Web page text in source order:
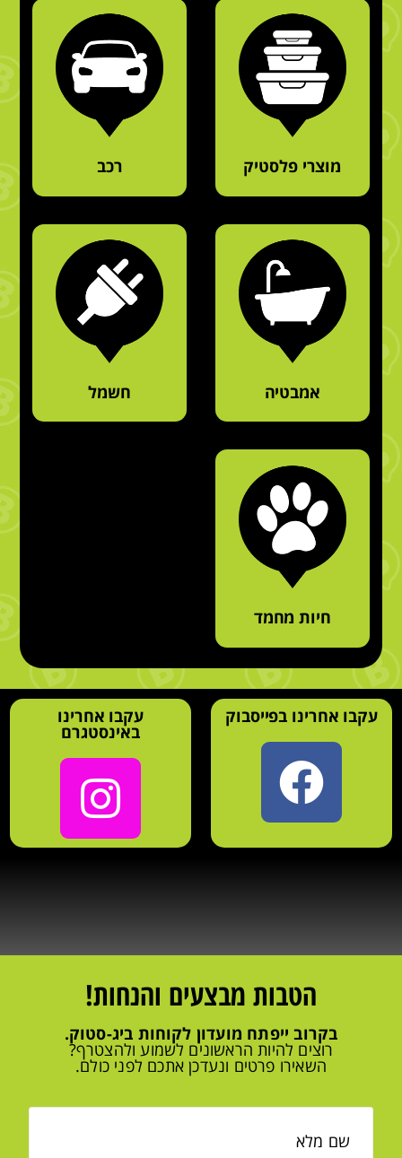
מוצרי פלסטיק רכב
אמבטיה חשמל
חיות מחמד
עקבו אחרינו בפייסבוק עקבו אחרינו
באינסטגרם
הטבות מבצעים והנחות!
בקרוב ייפתח מועדון לקוחות ביג-סטוק.
רוצים להיות הראשונים לשמוע ולהצטרף?
השאירו פרטים ונעדכן אתכם לפני כולם.